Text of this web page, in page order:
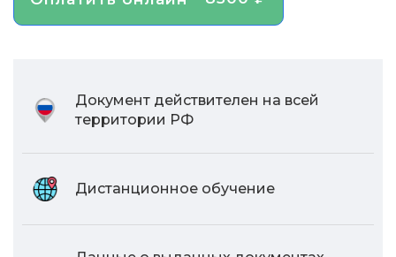
Документ действителен на всей
территории РФ
Дистанционное обучение